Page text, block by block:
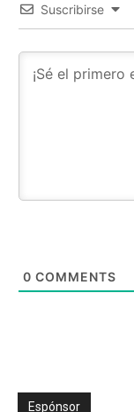
Suscribirse
0 COMMENTS
Espónsor